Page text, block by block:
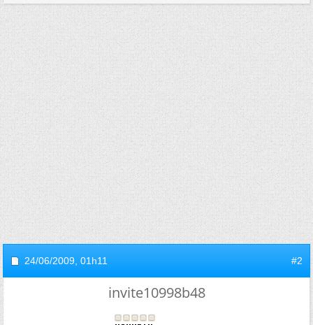
24/06/2009, 01h11 #2
invite10998b48